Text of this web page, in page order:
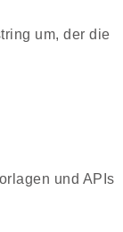
um, der die
und APIs